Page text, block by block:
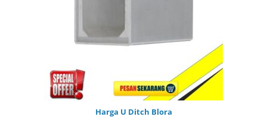
Harga U Ditch Blora